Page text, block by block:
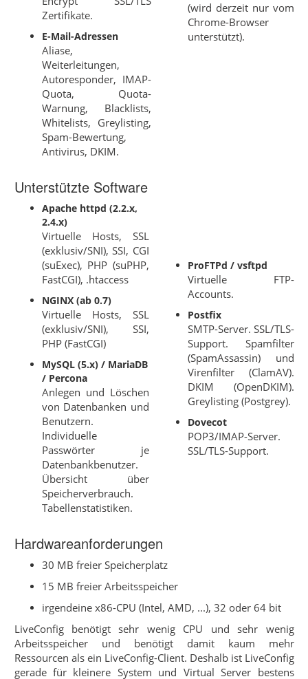
Zertifikate.
E-Mail-Adressen
Aliase,
Weiterleitungen,
Autoresponder, IMAP-
Quota, Quota-
Warnung, Blacklists,
Whitelists, Greylisting,
Spam-Bewertung,
Antivirus, DKIM.
(wird derzeit nur vom
Chrome-Browser
unterstützt).
Unterstützte Software
Apache httpd (2.2.x,
2.4.x)
Virtuelle Hosts, SSL
(exklusiv/SNI), SSI, CGI
(suExec), PHP (suPHP,
FastCGI), .htaccess
NGINX (ab 0.7)
Virtuelle Hosts, SSL
(exklusiv/SNI), SSI,
PHP (FastCGI)
MySQL (5.x) / MariaDB
/ Percona
Anlegen und Löschen
von Datenbanken und
Benutzern.
Individuelle
Passwörter je
Datenbankbenutzer.
Übersicht über
Speicherverbrauch.
Tabellenstatistiken.
ProFTPd / vsftpd
Virtuelle FTP-
Accounts.
Postfix
SMTP-Server. SSL/TLS-
Support. Spamfilter
(SpamAssassin) und
Virenfilter (ClamAV).
DKIM (OpenDKIM).
Greylisting (Postgrey).
Dovecot
POP3/IMAP-Server.
SSL/TLS-Support.
Hardwareanforderungen
30 MB freier Speicherplatz
15 MB freier Arbeitsspeicher
irgendeine x86-CPU (Intel, AMD, ...), 32 oder 64 bit
LiveConfig benötigt sehr wenig CPU und sehr wenig
Arbeitsspeicher und benötigt damit kaum mehr
Ressourcen als ein LiveConfig-Client. Deshalb ist LiveConfig
gerade für kleinere System und Virtual Server bestens